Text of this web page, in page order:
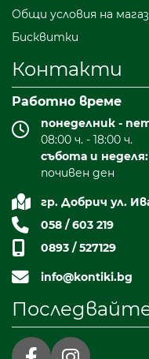
Общи условия на
Бисквитки
Контакти
Работно време
понеделник -
08:00 ч. - 18:00 ч.
събота и неделя:
почивен ден
гр. Добрич ул.
058 / 603 219
0893 / 527129
info@kontiki.bg